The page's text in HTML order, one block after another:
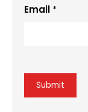
Email *